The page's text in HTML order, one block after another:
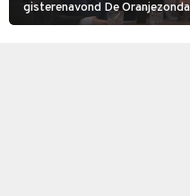
gisterenavond De
hoe scoorden Beau op